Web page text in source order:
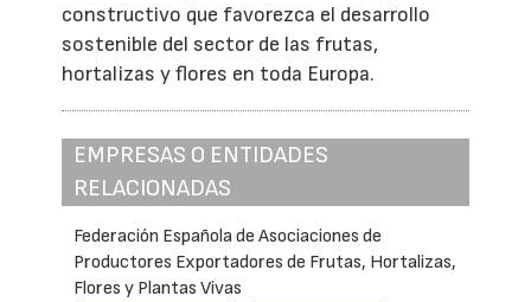
constructivo que favorezca el desarrollo
sostenible del sector de las frutas,
hortalizas y flores en toda Europa.
EMPRESAS O ENTIDADES
RELACIONADAS
Federación Española de Asociaciones de
Productores Exportadores de Frutas, Hortalizas,
Flores y Plantas Vivas